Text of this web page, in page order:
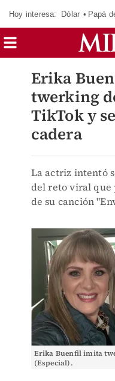
Hoy interesa: Dólar Papá
Erika
twerking
TikTok y
cadera
La actriz intentó
del reto viral
de su canción
Erika Buenfil imita
(Especial).